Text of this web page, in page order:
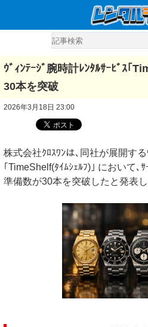
ｳﾞｨﾝﾃｰｼﾞ腕時計ﾚﾝﾀﾙｻｰﾋﾞｽ｢
30本を突破
2026年3月18日 23:00
株式会社ｸﾛｽﾜﾝは､同社が展開する
｢TimeShelf(ﾀｲﾑｼｪﾙﾌ)｣ において､
準備数が30本を突破したと発表し